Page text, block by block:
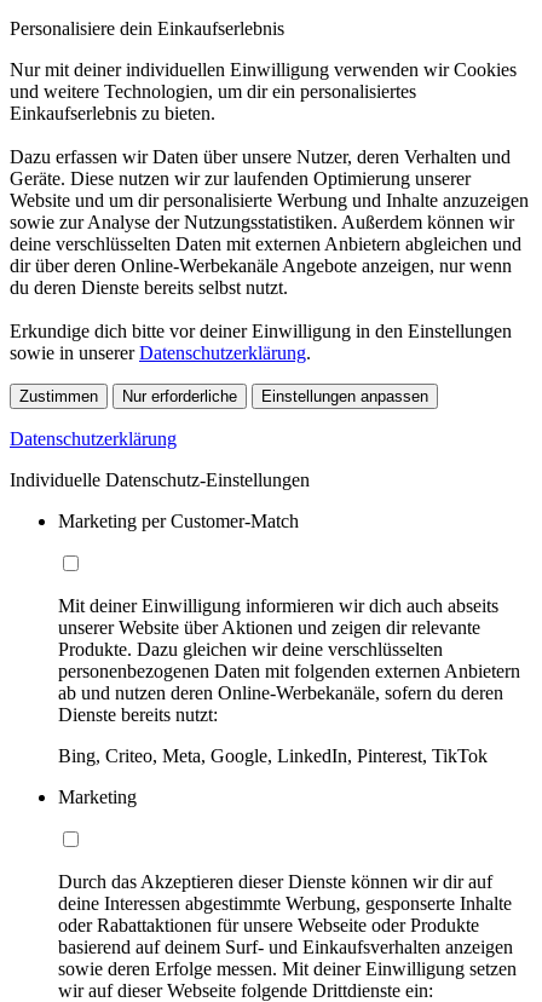
Personalisiere dein Einkaufserlebnis
Nur mit deiner individuellen Einwilligung verwenden wir Cookies
und weitere Technologien, um dir ein personalisiertes
Einkaufserlebnis zu bieten.
Dazu erfassen wir Daten über unsere Nutzer, deren Verhalten und
Geräte. Diese nutzen wir zur laufenden Optimierung unserer
Website und um dir personalisierte Werbung und Inhalte anzuzeigen
sowie zur Analyse der Nutzungsstatistiken. Außerdem können wir
deine verschlüsselten Daten mit externen Anbietern abgleichen und
dir über deren Online-Werbekanäle Angebote anzeigen, nur wenn
du deren Dienste bereits selbst nutzt.
Erkundige dich bitte vor deiner Einwilligung in den Einstellungen
sowie in unsererDatenschutzerklärung.
Zustimmen Nur erforderliche Einstellungen anpassen
Datenschutzerklärung
Individuelle Datenschutz-Einstellungen
Marketing per Customer-Match
Mit deiner Einwilligung informieren wir dich auch abseits
unserer Website über Aktionen und zeigen dir relevante
Produkte. Dazu gleichen wir deine verschlüsselten
personenbezogenen Daten mit folgenden externen Anbietern
ab und nutzen deren Online-Werbekanäle, sofern du deren
Dienste bereits nutzt:
Bing, Criteo, Meta, Google, LinkedIn, Pinterest, TikTok
Marketing
Durch das Akzeptieren dieser Dienste können wir dir auf
deine Interessen abgestimmte Werbung, gesponserte Inhalte
oder Rabattaktionen für unsere Webseite oder Produkte
basierend auf deinem Surf- und Einkaufsverhalten anzeigen
sowie deren Erfolge messen. Mit deiner Einwilligung setzen
wir auf dieser Webseite folgende Drittdienste ein: